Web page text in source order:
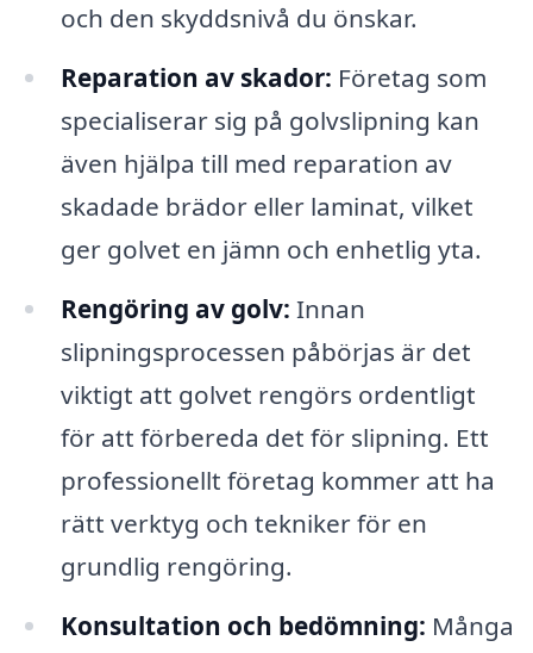
och den skyddsnivå du önskar.
Reparation av skador: Företag som
specialiserar sig på golvslipning kan
även hjälpa till med reparation av
skadade brädor eller laminat, vilket
ger golvet en jämn och enhetlig yta.
Rengöring av golv: Innan
slipningsprocessen påbörjas är det
viktigt att golvet rengörs ordentligt
för att förbereda det för slipning. Ett
professionellt företag kommer att ha
rätt verktyg och tekniker för en
grundlig rengöring.
Konsultation och bedömning: Många